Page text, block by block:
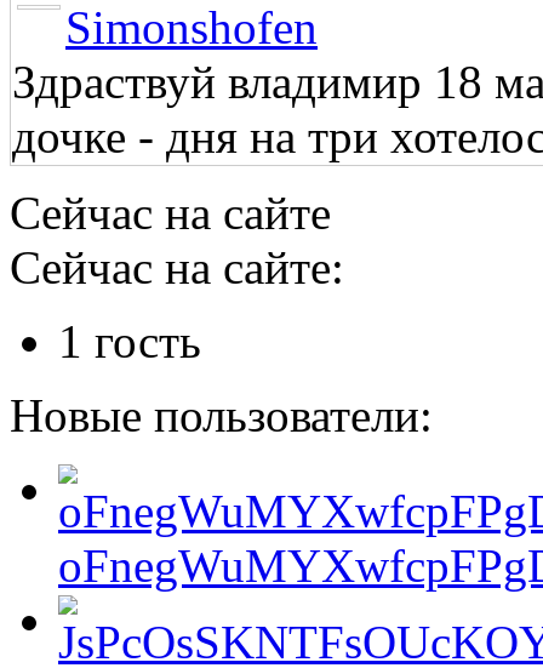
Simonshofen
Здраствуй владимир 18
дочке - дня на три
Сейчас на сайте
Сейчас на сайте:
1 гость
Новые пользователи: